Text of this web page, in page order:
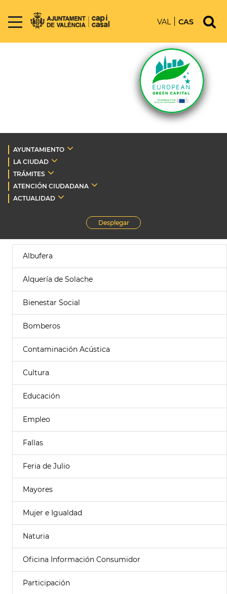
VAL CAS
AYUNTAMIENTO
LA CIUDAD
TRÁMITES
ATENCIÓN CIUDADANA
ACTUALIDAD
Desplegar
Albufera
Alquería de Solache
Bienestar Social
Bomberos
Contaminación Acústica
Cultura
Educación
Empleo
Fallas
Feria de Julio
Mayores
Mujer e Igualdad
Naturia
Oficina Información Consumidor
Participación